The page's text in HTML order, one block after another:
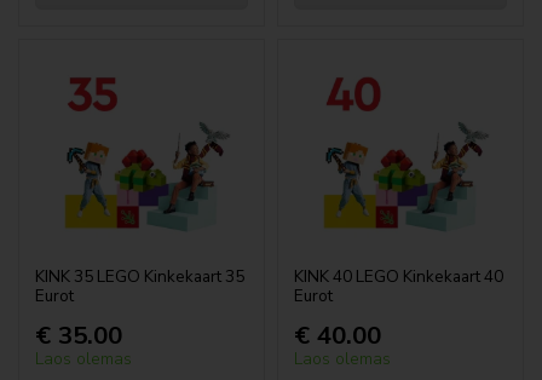
KINK 35 LEGO Kinkekaart 35
Eurot
€ 35.00
Laos olemas
KINK 40 LEGO Kinkekaart 40
Eurot
€ 40.00
Laos olemas
Minifiguurid
LEGO® Pokémon™
LEGO® Shrek